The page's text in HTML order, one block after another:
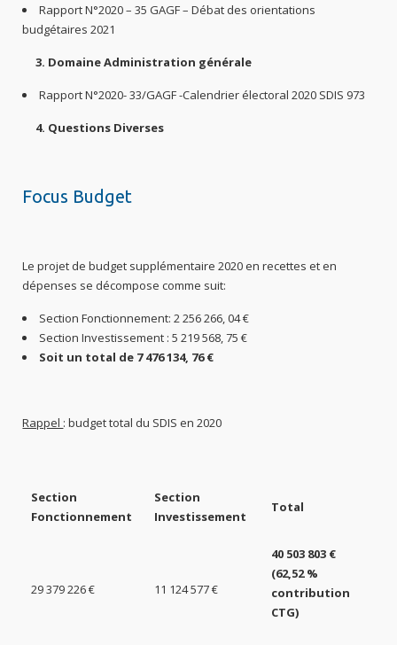
Rapport N°2020 – 35 GAGF – Débat des orientations
budgétaires 2021
3. Domaine Administration générale
Rapport N°2020- 33/GAGF -Calendrier électoral 2020 SDIS 973
4. Questions Diverses
Focus Budget
Le projet de budget supplémentaire 2020 en recettes et en
dépenses se décompose comme suit:
Section Fonctionnement: 2 256 266, 04 €
Section Investissement : 5 219 568, 75 €
Soit un total de 7 476 134, 76 €
Rappel : budget total du SDIS en 2020
Section
Fonctionnement
Section
Investissement
Total
29 379 226 € 11 124 577 €
40 503 803 €
(62,52 %
contribution
CTG)